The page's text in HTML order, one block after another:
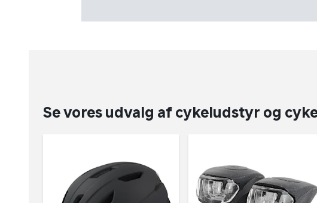
Se vores udvalg af cykeludstyr og